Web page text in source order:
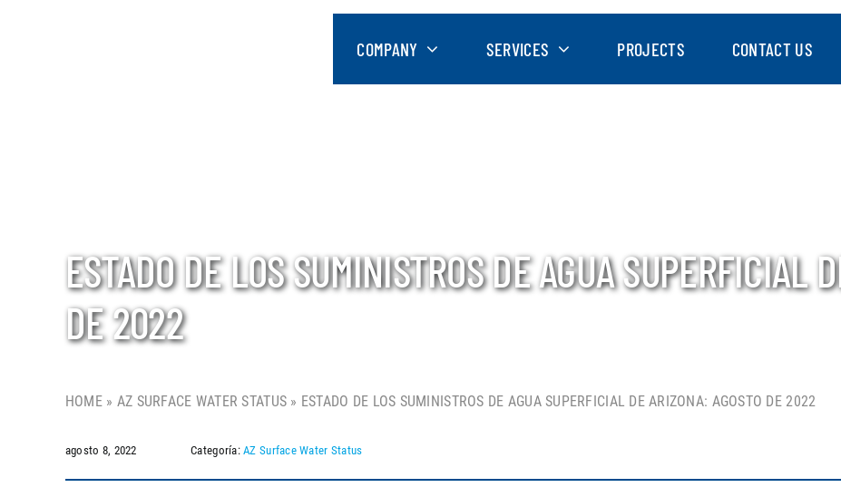
COMPANY SERVICES PROJECTS CONTACT US
ESTADO DE LOS SUMINISTROS DE AGUA SUPERFICIAL
DE 2022
HOME » AZ SURFACE WATER STATUS » ESTADO DE LOS SUMINISTROS DE AGUA SUPERFICIAL DE ARIZONA: AGOSTO DE 2022
agosto 8, 2022 Categoría:AZ Surface Water Status